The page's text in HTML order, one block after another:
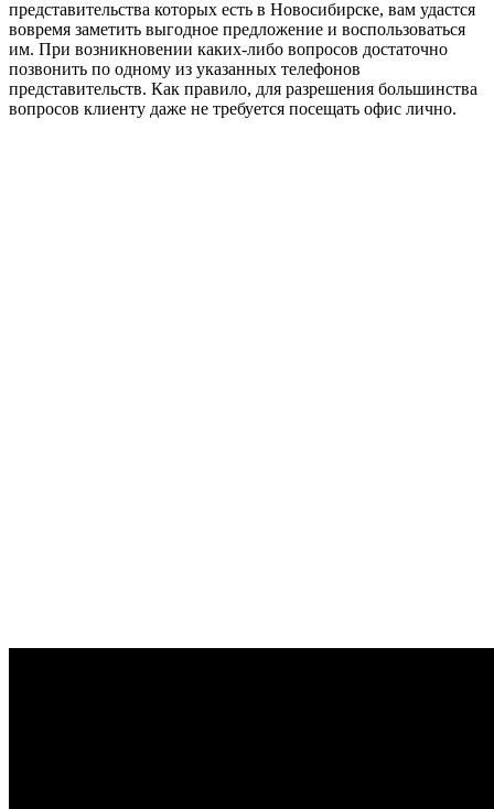
представительства которых есть в Новосибирске, вам удастся
вовремя заметить выгодное предложение и воспользоваться
им. При возникновении каких-либо вопросов достаточно
позвонить по одному из указанных телефонов
представительств. Как правило, для разрешения большинства
вопросов клиенту даже не требуется посещать офис лично.